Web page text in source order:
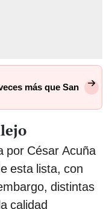
más que San
por César Acuña
esta lista, con
distintas
calidad